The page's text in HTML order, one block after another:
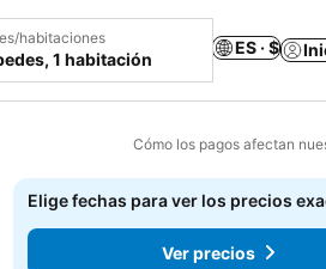
habitaciones
1 habitación
ES · $
Cómo los pagos afectan
a favoritos
Elige fechas para ver los precios
Ver precios